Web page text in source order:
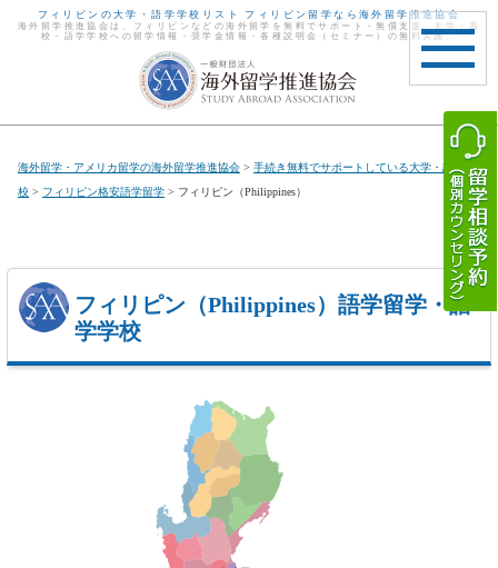
toggle
フィリピンの大学・語学学校リスト フィリピン留学なら海外留学推進協会
海外留学推進協会は、フィリピンなどの海外留学を無料でサポート・無償支援。大学・高
校・語学学校への留学情報・奨学金情報・各種説明会（セミナー）の無料実施。
海外留学・アメリカ留学の海外留学推進協会 > 手続き無料でサポートしている大学・語学学
校 > フィリピン格安語学留学 > フィリピン（Philippines）
フィリピン （Philippines） 語学留学・語
学学校